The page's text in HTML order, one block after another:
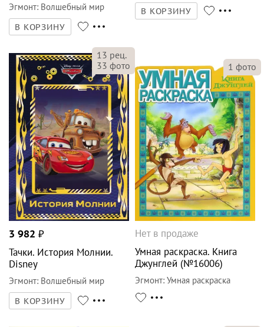
Эгмонт: Волшебный мир
В КОРЗИНУ
В КОРЗИНУ
13 рец.
33 фото
3 982 ₽
Тачки. История Молнии.
Disney
Эгмонт: Волшебный мир
В КОРЗИНУ
1 фото
Нет в продаже
Умная раскраска. Книга
Джунглей (№16006)
Эгмонт: Умная раскраска